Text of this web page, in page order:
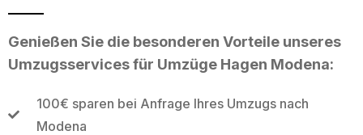
Genießen Sie die besonderen Vorteile unseres
Umzugsservices für Umzüge Hagen Modena:
100€ sparen bei Anfrage Ihres Umzugs nach
Modena